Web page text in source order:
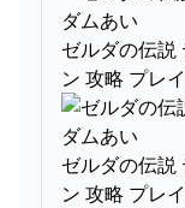
ゼルダの伝説
ン 攻略 プレ
ゼルダの伝説
ン 攻略 プレ